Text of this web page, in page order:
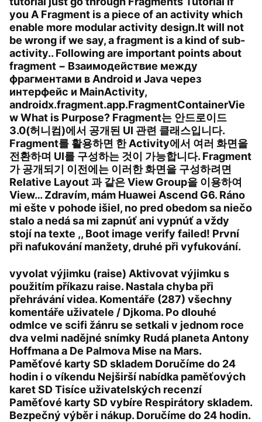
you A Fragment is a piece of an activity which
enable more modular activity design.It will not
be wrong if we say, a fragment is a kind of sub-
activity.. Following are important points about
fragment − Взаимодействие между
фрагментами в Android и Java через
интерфейс и MainActivity,
androidx.fragment.app.FragmentContainerVie
w What is Purpose? Fragment는 안드로이드
3.0(허니컴)에서 공개된 UI 관련 클래스입니다.
Fragment를 활용하면 한 Activity에서 여러 화면을
전환하며 UI를 구성하는 것이 가능합니다. Fragment
가 공개되기 이전에는 이러한 화면을 구성하려면
Relative Layout 과 같은 View Group을 이용하여
View… Zdravím, mám Huawei Ascend G6. Ráno
mi ešte v pohode išiel, no pred obedom sa niečo
stalo a nedá sa mi zapnúť ani vypnúť a vždy
stojí na texte ,, Boot image verify failed! První
při nafukování manžety, druhé při vyfukování.
vyvolat výjimku (raise) Aktivovat výjimku s
použitím příkazu raise. Nastala chyba při
přehrávání videa. Komentáře (287) všechny
komentáře uživatele / Djkoma. Po dlouhé
odmlce ve scifi žánru se setkali v jednom roce
dva velmi nadějné snímky Rudá planeta Antony
Hoffmana a De Palmova Mise na Mars.
Paměťové karty SD skladem Doručíme do 24
hodin i o víkendu Nejširší nabídka paměťových
karet SD Tisíce uživatelských recenzí
Paměťové karty SD vybíre Respirátory skladem.
Bezpečný výběr i nákup. Doručíme do 24 hodin.